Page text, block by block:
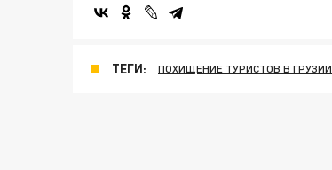
ТЕГИ: ПОХИЩЕНИЕ ТУРИСТОВ В ГРУЗИИ